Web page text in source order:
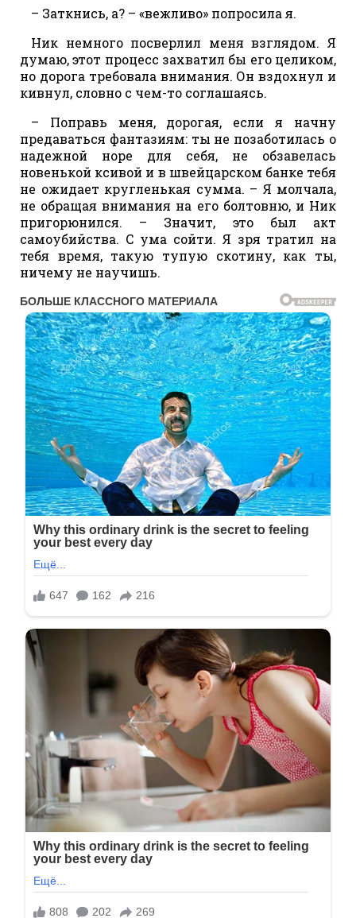
– Заткнись, а? – «вежливо» попросила я.
Ник немного посверлил меня взглядом. Я
думаю, этот процесс захватил бы его целиком,
но дорога требовала внимания. Он вздохнул и
кивнул, словно с чем-то соглашаясь.
– Поправь меня, дорогая, если я начну
предаваться фантазиям: ты не позаботилась о
надежной норе для себя, не обзавелась
новенькой ксивой и в швейцарском банке тебя
не ожидает кругленькая сумма. – Я молчала,
не обращая внимания на его болтовню, и Ник
пригорюнился. – Значит, это был акт
самоубийства. С ума сойти. Я зря тратил на
тебя время, такую тупую скотину, как ты,
ничему не научишь.